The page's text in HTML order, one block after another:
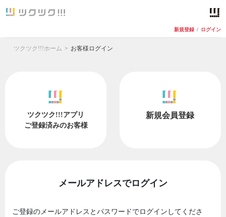
新規登録 / ログイン
ツクツク!!!ホーム お客様ログイン
ツクツク!!!アプリ
ご登録済みのお客様
新規会員登録
メールアドレスでログイン
ご登録のメールアドレスとパスワードでログインしてくださ